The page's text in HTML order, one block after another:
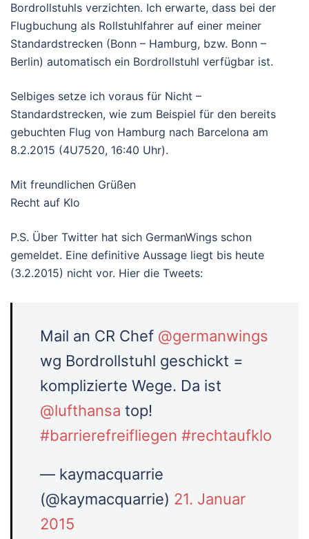
Bordrollstuhls verzichten. Ich erwarte, dass bei der
Flugbuchung als Rollstuhlfahrer auf einer meiner
Standardstrecken (Bonn – Hamburg, bzw. Bonn –
Berlin) automatisch ein Bordrollstuhl verfügbar ist.
Selbiges setze ich voraus für Nicht –
Standardstrecken, wie zum Beispiel für den bereits
gebuchten Flug von Hamburg nach Barcelona am
8.2.2015 (4U7520, 16:40 Uhr).
Mit freundlichen Grüßen
Recht auf Klo
P.S. Über Twitter hat sich GermanWings schon
gemeldet. Eine definitive Aussage liegt bis heute
(3.2.2015) nicht vor. Hier die Tweets:
Mail an CR Chef @germanwings
wg Bordrollstuhl geschickt =
komplizierte Wege. Da ist
@lufthansa top!
#barrierefreifliegen #rechtaufklo
— kaymacquarrie
(@kaymacquarrie) 21. Januar
2015